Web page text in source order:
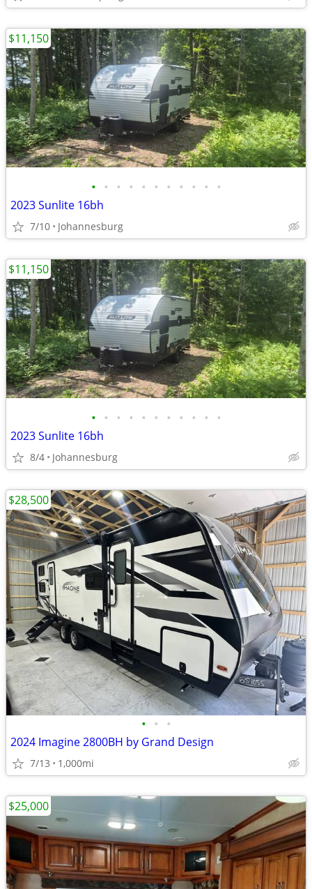
• • • • • • • • • • •
2023 Sunlite 16bh
7/10 Johannesburg
$11,150
• • • • • • • • • • •
2023 Sunlite 16bh
8/4 Johannesburg
$11,150
• • •
2024 Imagine 2800BH by Grand Design
7/13 1,000mi
$28,500
$25,000